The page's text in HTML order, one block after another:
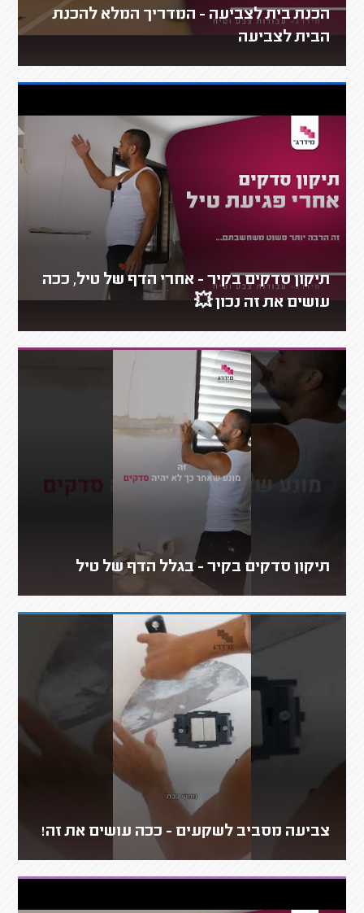
הכנת בית לצביעה - המדריך המלא להכנת
הבית לצביעה
תיקון סדקים בקיר - אחרי הדף של טיל, ככה
עושים את זה נכון 💥
תיקון סדקים בקיר - בגלל הדף של טיל
צביעה מסביב לשקעים - ככה עושים את זה!